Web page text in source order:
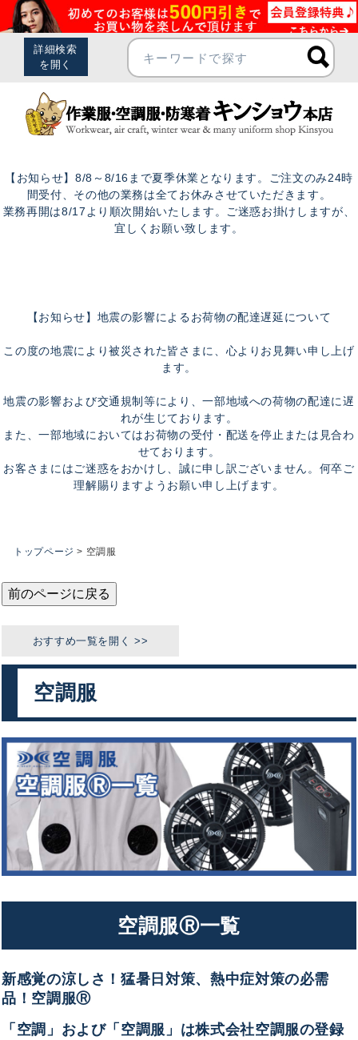
【お知らせ】8/8～8/16まで夏季休業となります。ご注文のみ24時
間受付、その他の業務は全てお休みさせていただきます。
業務再開は8/17より順次開始いたします。ご迷惑お掛けしますが、
宜しくお願い致します。
【お知らせ】地震の影響によるお荷物の配達遅延について
この度の地震により被災された皆さまに、心よりお見舞い申し上げ
ます。
地震の影響および交通規制等により、一部地域への荷物の配達に遅
れが生じております。
また、一部地域においてはお荷物の受付・配送を停止または見合わ
せております。
お客さまにはご迷惑をおかけし、誠に申し訳ございません。何卒ご
理解賜りますようお願い申し上げます。
トップページ 空調服
前のページに戻る
空調服
空調服Ⓡ一覧
新感覚の涼しさ！猛暑日対策、熱中症対策の必需
品！空調服Ⓡ
「空調」および「空調服」は株式会社空調服の登録